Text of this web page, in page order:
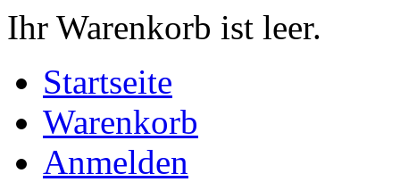
Ihr Warenkorb ist leer.
Startseite
Warenkorb
Anmelden